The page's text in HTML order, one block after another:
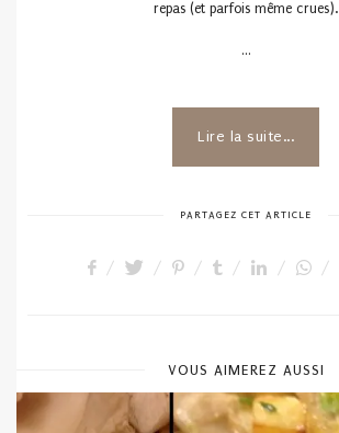
repas (et parfois même crues).
…
Lire la suite...
PARTAGEZ CET ARTICLE
VOUS AIMEREZ AUSSI